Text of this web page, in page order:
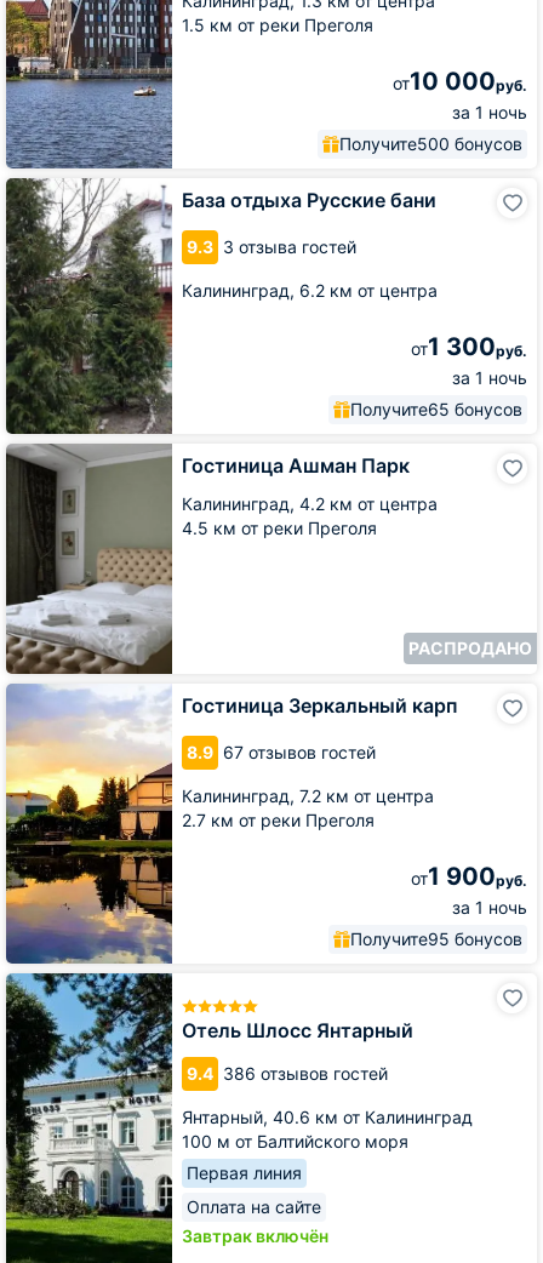
1.5 км от реки Преголя
от10 000руб.
за 1 ночь
Получите500 бонусов
База отдыха Русские бани
9.3 3 отзыва гостей
Калининград, 6.2 км от центра
от1 300руб.
за 1 ночь
Получите65 бонусов
База
отдыха
Русские
бани
Гостиница Ашман Парк
Калининград, 4.2 км от центра
4.5 км от реки Преголя
РАСПРОДАНО
Гостиница
Ашман
Парк
Гостиница Зеркальный карп
8.9 67 отзывов гостей
Калининград, 7.2 км от центра
2.7 км от реки Преголя
от1 900руб.
за 1 ночь
Получите95 бонусов
Гостиница
Зеркальный
карп
Отель Шлосс Янтарный
9.4 386 отзывов гостей
Янтарный, 40.6 км от Калининград
100 м от Балтийского моря
Первая линия
Оплата на сайте
Завтрак включён
Отель
Шлосс
Янтарный